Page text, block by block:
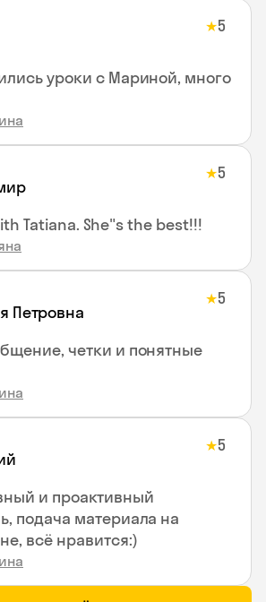
★5
уроки с Мариной, много
★5
Tatiana. She"s the best!!!
Петровна
★5
четки и понятные
★5
и проактивный
подача материала на
всё нравится:)